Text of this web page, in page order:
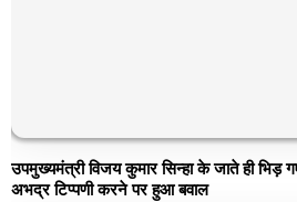
उपमुख्यमंत्री विजय कुमार सिन्हा के जाते ही भिड़
अभद्र टिप्पणी करने पर हुआ बवाल